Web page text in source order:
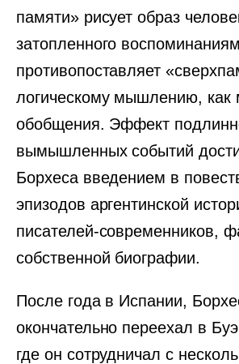
памяти» рисует образ
затопленного
противопоставляет
логическому мышлению, как
обобщения. Эффект
вымышленных событий
Борхеса введением в
эпизодов аргентинской
писателей-современников,
собственной биографии.
После года в Испании,
окончательно переехал в
где он сотрудничал с